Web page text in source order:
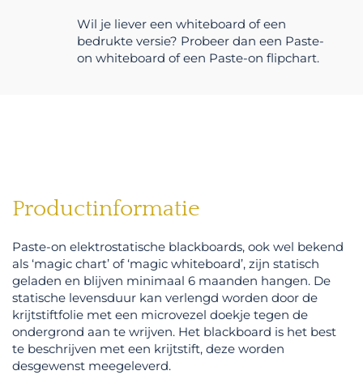
Wil je liever een whiteboard of een
bedrukte versie? Probeer dan een Paste-
on whiteboard of een Paste-on flipchart.
Productinformatie
Paste-on elektrostatische blackboards, ook wel bekend
als ‘magic chart’ of ‘magic whiteboard’, zijn statisch
geladen en blijven minimaal 6 maanden hangen. De
statische levensduur kan verlengd worden door de
krijtstiftfolie met een microvezel doekje tegen de
ondergrond aan te wrijven. Het blackboard is het best
te beschrijven met een krijtstift, deze worden
desgewenst meegeleverd.